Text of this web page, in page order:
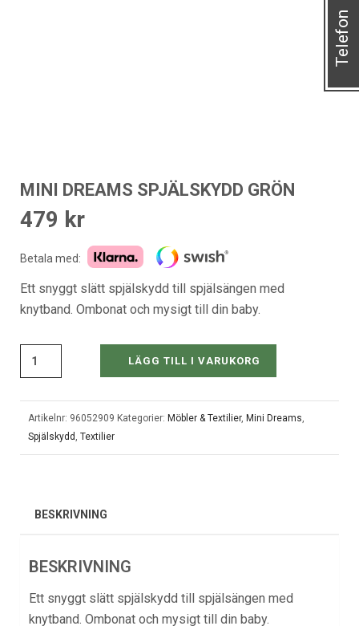
MINI DREAMS SPJÄLSKYDD GRÖN
479 kr
Betala med:
Ett snyggt slätt spjälskydd till spjälsängen med
knytband. Ombonat och mysigt till din baby.
LÄGG TILL I VARUKORG
Artikelnr: 96052909 Kategorier: Möbler & Textilier, Mini Dreams
Spjälskydd Textilier
BESKRIVNING
BESKRIVNING
Ett snyggt slätt spjälskydd till spjälsängen med
knytband. Ombonat och mysigt till din baby.
Telefon